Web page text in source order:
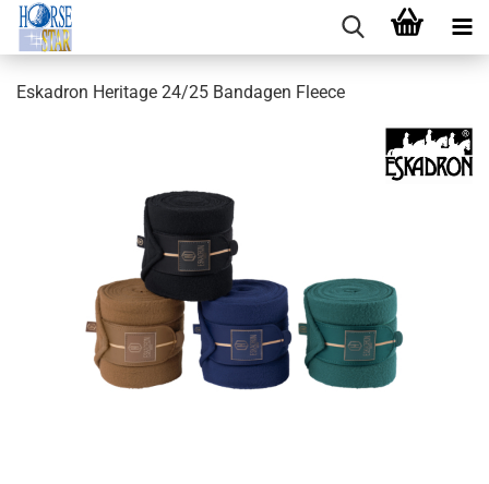
Eskadron Heritage 24/25 Bandagen Fleece